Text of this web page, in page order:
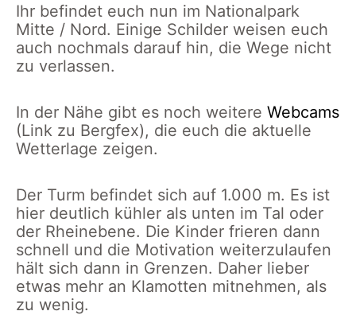
Ihr befindet euch nun im Nationalpark
Mitte / Nord. Einige Schilder weisen euch
auch nochmals darauf hin, die Wege nicht
zu verlassen.
In der Nähe gibt es noch weitere Webcams
(Link zu Bergfex), die euch die aktuelle
Wetterlage zeigen.
Der Turm befindet sich auf 1.000 m. Es ist
hier deutlich kühler als unten im Tal oder
der Rheinebene. Die Kinder frieren dann
schnell und die Motivation weiterzulaufen
hält sich dann in Grenzen. Daher lieber
etwas mehr an Klamotten mitnehmen, als
zu wenig.